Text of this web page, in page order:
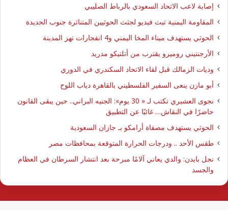
إصابة لاعب الاتحاد السعودي بالرباط الصليبي
المقاومة اليمنية تبث فيديو لجثث الحوثيين المتناثرة جنوب الحديدة
الحوثي يستهدف ميناء المخا اليمني و4 انفجارات تهز المدينة
الأرجنتيني روميرو يقترب من أتلتيكو مدريد
وديات الزمالك قبل لقاء الاتحاد السكندري في الدوري
أبو مازن ينعى السفير الفلسطيني بالقاهرة دياب اللوح
نجوى العشيري تكتب لـ « 30 يوم»: الجنيه البراني.. حين يبقى القانون
حاضرًا في النقاش… غائبًا عن التطبيق
الحوثي يستهدف مصفاة أرامكو بـ جازان السعودية
طقس الأحد .. ودرجات الحرارة المتوقعة بمحافظات مصر
نجل بايدن: والدي يعاني آلامًا مبرحة بعد انتشار السرطان في العظام
والجسد